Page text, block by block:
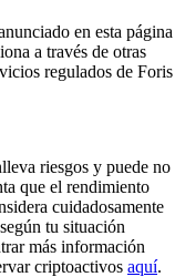
en esta página
a través de otras
regulados de Foris
riesgos y puede no
que el rendimiento
cuidadosamente
tu situación
más información
criptoactivos aquí.